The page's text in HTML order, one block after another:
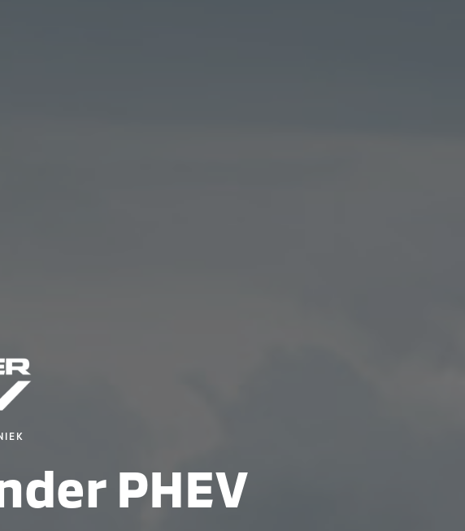
PHEV